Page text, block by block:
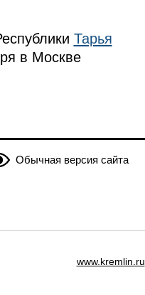
Тарья
в Москве
Обычная версия сайта
www.kremlin.ru